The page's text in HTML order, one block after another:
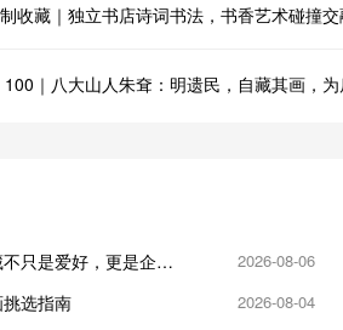
收藏｜独立书店诗词书法，书香艺术碰撞交
｜八大山人朱耷：明遗民，自藏其画，
只是爱好，更是企业
2026-08-06
选指南 2026-08-04